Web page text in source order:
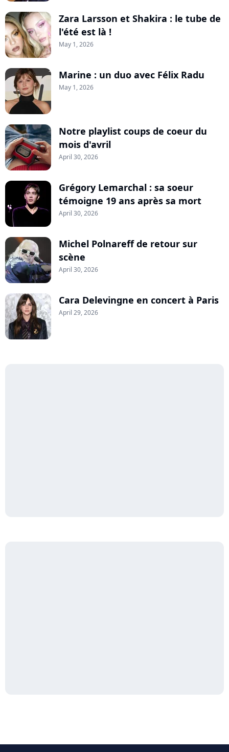
Zara Larsson et Shakira : le tube de
l'été est là !
May 1, 2026
Marine : un duo avec Félix Radu
May 1, 2026
Notre playlist coups de coeur du
mois d'avril
April 30, 2026
Grégory Lemarchal : sa soeur
témoigne 19 ans après sa mort
April 30, 2026
Michel Polnareff de retour sur
scène
April 30, 2026
Cara Delevingne en concert à Paris
April 29, 2026